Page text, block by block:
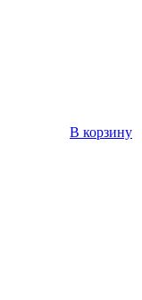
В корзину